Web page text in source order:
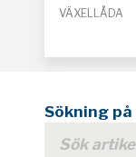
VÄXELLÅDA
Sökning